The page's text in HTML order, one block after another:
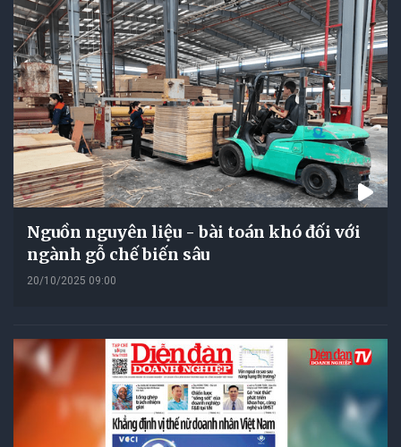
Nguồn nguyên liệu - bài toán khó đối với
ngành gỗ chế biến sâu
20/10/2025 09:00